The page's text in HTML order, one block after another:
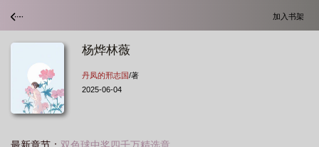
加入书架
杨烨林薇
丹凤的邢志国/著
2025-06-04